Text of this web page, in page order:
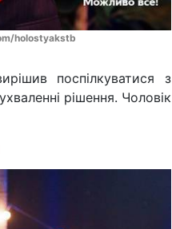
holostyakstb
поспілкуватися з
рішення. Чоловік